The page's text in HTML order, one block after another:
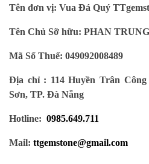
Tên đơn vị: Vua Đá Quý
Tên Chủ Sỡ hữu: PHAN TRUNG
Mã Số Thuế: 049092008489
Địa chỉ : 114 Huyền Trân
Sơn, TP. Đà Nẵng
Hotline: 0985.649.711
Mail: ttgemstone@gmail.com